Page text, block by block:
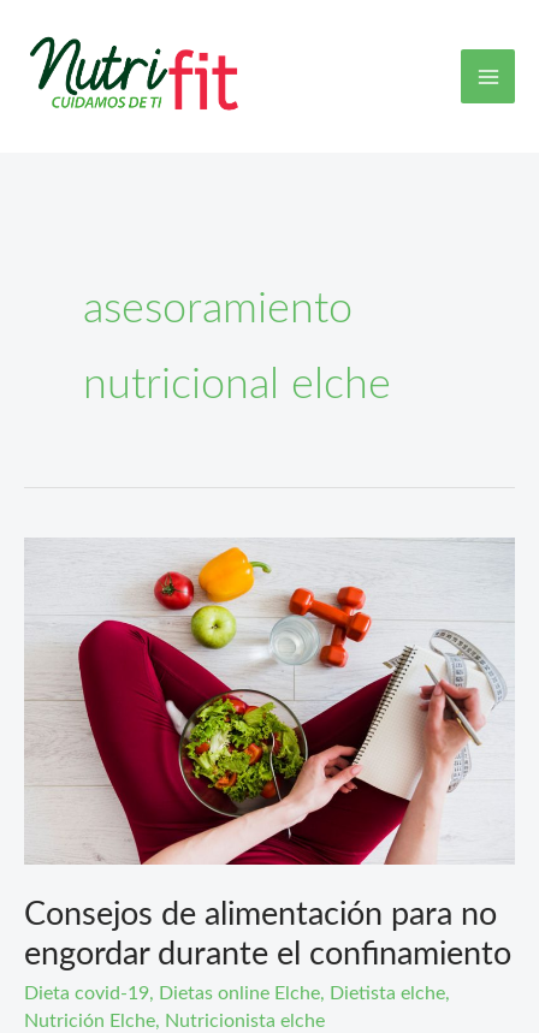
contenido
asesoramiento
nutricional elche
Consejos de alimentación para no
engordar durante el confinamiento
Dieta covid-19, Dietas online Elche, Dietista elche,
Nutrición Elche, Nutricionista elche
alimentación
engordar
durante
confinamiento